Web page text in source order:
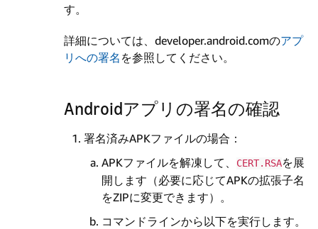
す。
詳細については、developer.android.comのアプ
リへの署名 を参照してください。
Androidアプリの署名の確認
署名済みAPKファイルの場合：
APKファイルを解凍して、
CERT.RSAを展
開します（必要に応じてAPKの拡張子名
をZIPに変更できます）。
コマンドラインから以下を実行します。